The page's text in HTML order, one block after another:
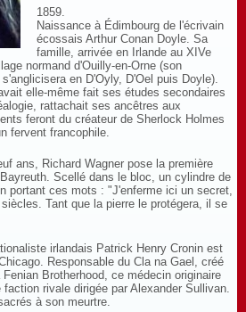
1859.
Naissance à Édimbourg de l'écrivain
écossais Arthur Conan Doyle. Sa
famille, arrivée en Irlande au XIVe
normand d'Ouilly-en-Orne (son
en D'Oyly, D'Oel puis Doyle).
elle-même fait ses études secondaires
rattachait ses ancêtres aux
feront du créateur de Sherlock Holmes
fervent francophile.
ans, Richard Wagner pose la première
Scellé dans le bloc, un cylindre de
portant ces mots : "J'enferme ici un secret,
Tant que la pierre le protégera, il se
irlandais Patrick Henry Cronin est
Responsable du Cla na Gael, créé
Brotherhood, ce médecin originaire
rivale dirigée par Alexander Sullivan.
à son meurtre.